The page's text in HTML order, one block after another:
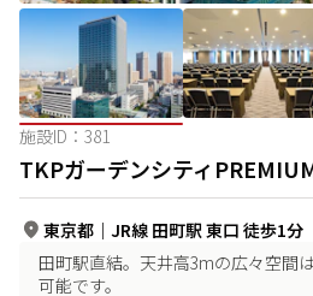
施設ID： 381
TKPガーデンシティ
東京都 ｜ JR線 田町駅 東口 徒歩1分
田町駅直結。天井高3mの広々空間
可能です。